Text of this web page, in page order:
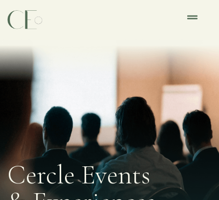
Cercle Events